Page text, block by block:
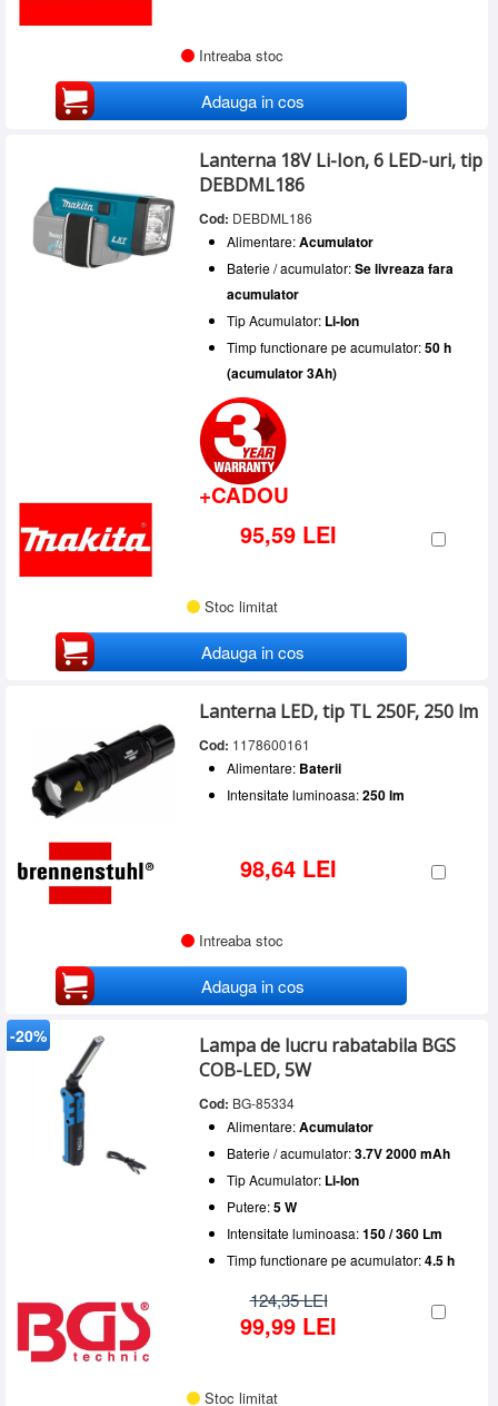
Intreaba stoc
Adauga in cos
Lanterna 18V Li-Ion, 6 LED-uri, tip
DEBDML186
Cod: DEBDML186
Alimentare:Acumulator
Baterie / acumulator:Se livreaza fara
acumulator
Tip Acumulator: Li-Ion
Timp functionare pe acumulator:50 h
(acumulator 3Ah)
+CADOU
95,59 LEI
Stoc limitat
Adauga in cos
Lanterna LED, tip TL 250F, 250 lm
Cod: 1178600161
Alimentare: Baterii
Intensitate luminoasa:250 lm
98,64 LEI
Intreaba stoc
Adauga in cos
-20%
Lampa de lucru rabatabila BGS
COB-LED, 5W
Cod: BG-85334
Alimentare:Acumulator
Baterie / acumulator:3.7V 2000 mAh
Tip Acumulator: Li-Ion
Putere:5 W
Intensitate luminoasa:150 / 360 Lm
Timp functionare pe acumulator:4.5 h
124,35 LEI
99,99 LEI
Stoc limitat